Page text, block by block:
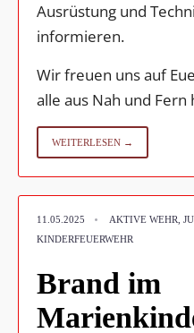
Ausrüstung und
informieren.
Wir freuen uns auf
alle aus Nah und
WEITERLESEN →
11.05.2025 • AKTIVE WEHR
KINDERFEUERWEHR
Brand im